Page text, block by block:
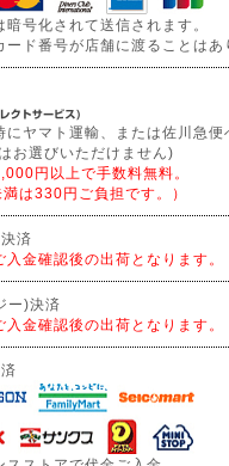
暗号化されて送信されます。
ード番号が店舗に渡ることはあ
にヤマト運輸、または佐川急
お選びいただけません)
円以上で手数料無料。
満は330円ご負担です。）
済
金確認後の出荷となります。
ー)決済
金確認後の出荷となります。